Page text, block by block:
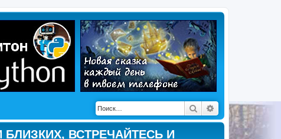
Поиск Расширенный
ВСТРЕЧАЙТЕСЬ И